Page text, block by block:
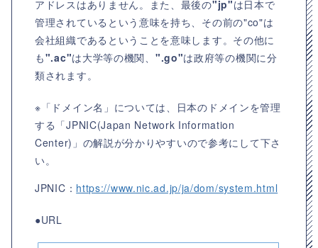
アドレスはありません。また、最後の"jp"は日本で
管理されているという意味を持ち、その前の"co"は
会社組織であるということを意味します。その他に
も".ac"は大学等の機関、 ".go"は政府等の機関に分
類されます。
※「ドメイン名」については、日本のドメインを管理
する「JPNIC(Japan Network Information
Center)」の解説が分かりやすいので参考にして下さ
い。
JPNIC： https://www.nic.ad.jp/ja/dom/system.html
●URL